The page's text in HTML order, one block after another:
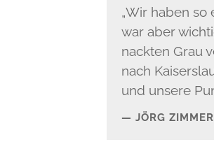
„Wir haben so
war aber
nackten Grau
nach
und unsere
JÖRG